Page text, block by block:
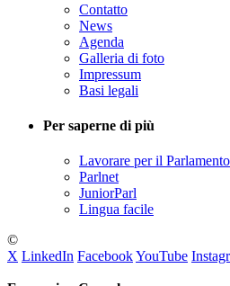
Contatto
News
Agenda
Galleria di foto
Impressum
Basi legali
Per saperne di più
Lavorare per il Parlamento
Parlnet
JuniorParl
Lingua facile
©
X LinkedIn FacebookYouTube